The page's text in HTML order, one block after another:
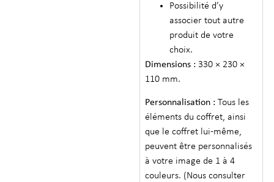
Possibilité d’y
associer tout autre
produit de votre
choix.
Dimensions : 330 × 230 ×
110 mm.
Personnalisation : Tous les
éléments du coffret, ainsi
que le coffret lui-même,
peuvent être personnalisés
à votre image de 1 à 4
couleurs. (Nous consulter